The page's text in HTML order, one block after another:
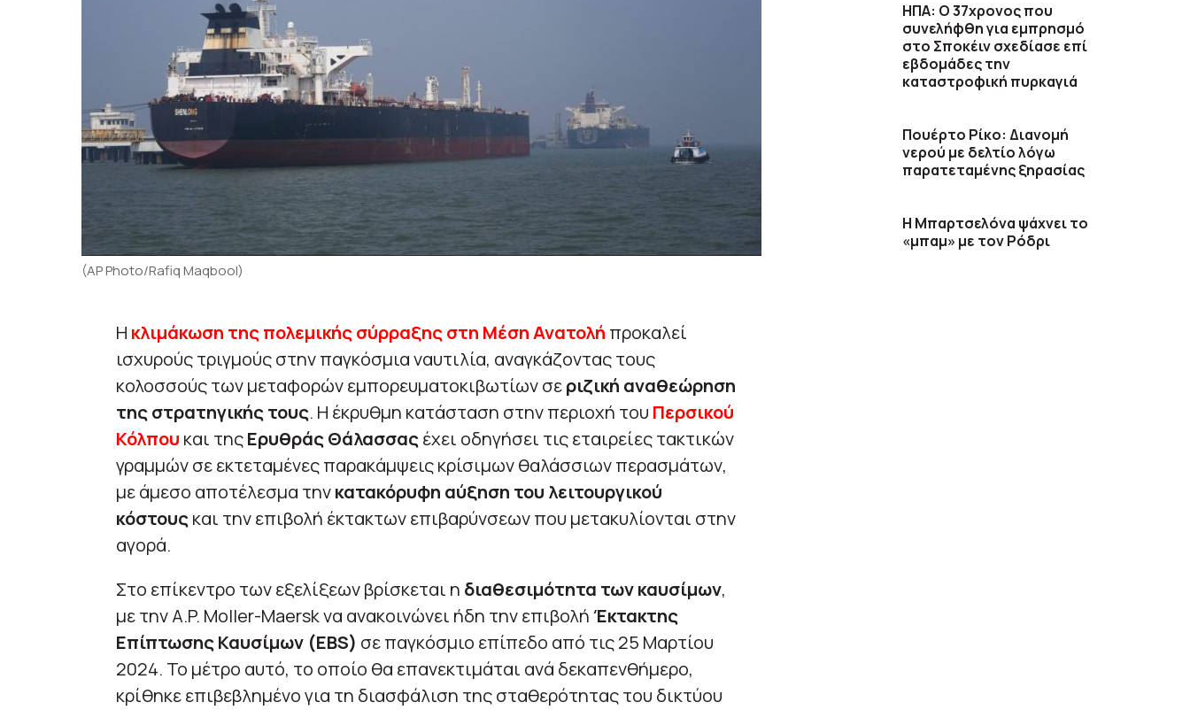
(AP Photo/Rafiq Maqbool)
Η κλιμάκωση της πολεμικής σύρραξης στη Μέση Ανατολή προκαλεί
ισχυρούς τριγμούς στην παγκόσμια ναυτιλία, αναγκάζοντας τους
κολοσσούς των μεταφορών εμπορευματοκιβωτίων σεριζική αναθεώρηση
της στρατηγικής τους. Η έκρυθμη κατάσταση στην περιοχή του Περσικού
Κόλπου και τηςΕρυθράς Θάλασσαςέχει οδηγήσει τις εταιρείες τακτικών
γραμμών σε εκτεταμένες παρακάμψεις κρίσιμων θαλάσσιων περασμάτων,
με άμεσο αποτέλεσμα τηνκατακόρυφη αύξηση του λειτουργικού
κόστουςκαι την επιβολή έκτακτων επιβαρύνσεων που μετακυλίονται στην
αγορά.
Στο επίκεντρο των εξελίξεων βρίσκεται η διαθεσιμότητα των καυσίμων,
με την A.P. Moller-Maersk να ανακοινώνει ήδη την επιβολήΈκτακτης
Επίπτωσης Καυσίμων (EBS) σε παγκόσμιο επίπεδο από τις 25 Μαρτίου
2024. Το μέτρο αυτό, το οποίο θα επανεκτιμάται ανά δεκαπενθήμερο,
κρίθηκε επιβεβλημένο για τη διασφάλιση της σταθερότητας του δικτύου
ΗΠΑ: Ο 37χρονος που
συνελήφθη για εμπρησμό
στο Σποκέιν σχεδίασε επί
εβδομάδες την
καταστροφική πυρκαγιά
Πουέρτο Ρίκο: Διανομή
νερού με δελτίο λόγω
παρατεταμένης ξηρασίας
Η Μπαρτσελόνα ψάχνει το
«μπαμ» με τον Ρόδρι